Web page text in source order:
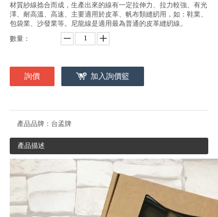
材質紗線捻合而成，生產出來的線有一定拉伸力、拉力較強、有光
澤、耐高溫、高速、主要適用於皮革、帆布類縫紉用，如：鞋業、
包袋業、沙發業等。尼龍線是適用最為普通的皮革縫紉線。
數量：
詢價 加入詢價籃
產品品牌： 台孟牌
產品描述